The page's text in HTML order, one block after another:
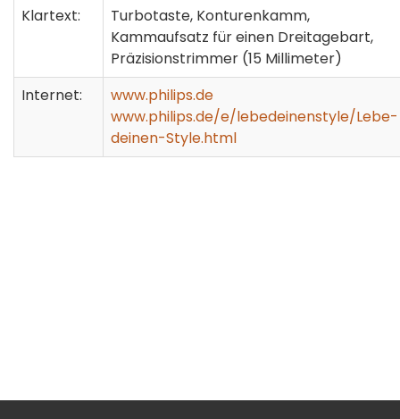
Klartext:
Turbotaste, Konturenkamm,
Kammaufsatz für einen Dreitagebart,
Präzisionstrimmer (15 Millimeter)
Internet:
www.philips.de
www.philips.de/e/lebedeinenstyle/Lebe-
deinen-Style.html